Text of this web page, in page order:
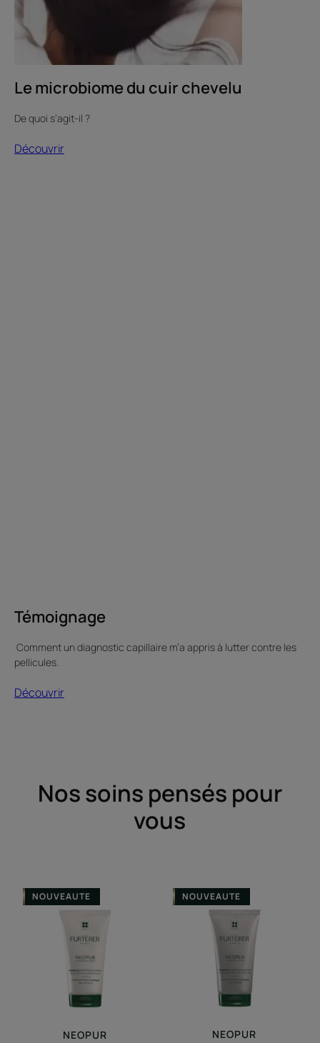
Le microbiome du cuir chevelu
De quoi s’agit-il ?
Découvrir
Témoignage
Comment un diagnostic capillaire m’a appris à lutter contre les
pellicules.
Découvrir
Nos soins pensés pour
vous
Shampooing
antipelliculaire
équilibrant
pellicules
sèches,
cuir
chevelu
sec
NOUVEAUTE
NEOPUR
Shampooing
antipelliculaire
équilibrant
pellicules
grasses
NOUVEAUTE
NEOPUR